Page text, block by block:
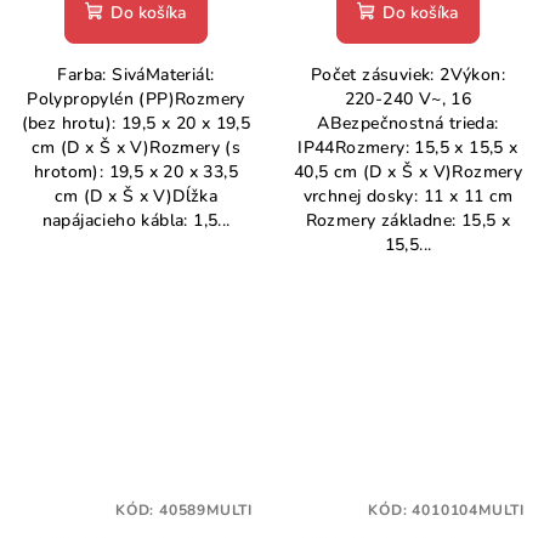
Do košíka
Farba: SiváMateriál:
Polypropylén (PP)Rozmery
(bez hrotu): 19,5 x 20 x 19,5
cm (D x Š x V)Rozmery (s
hrotom): 19,5 x 20 x 33,5
cm (D x Š x V)Dĺžka
napájacieho kábla: 1,5...
Do košíka
Počet zásuviek: 2Výkon:
220-240 V~, 16
ABezpečnostná trieda:
IP44Rozmery: 15,5 x 15,5 x
40,5 cm (D x Š x V)Rozmery
vrchnej dosky: 11 x 11 cm
Rozmery základne: 15,5 x
15,5...
KÓD: 40589MULTI KÓD:4010104MULTI